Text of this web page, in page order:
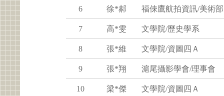
6 徐*郝 福倈鷹航拍資訊/美術
7 高*雯 文學院/歷史學系
8 張*維 文學院/資圖四Ａ
9 張*翔 滬尾攝影學會/理事會
10 梁*傑 文學院/資圖四Ａ